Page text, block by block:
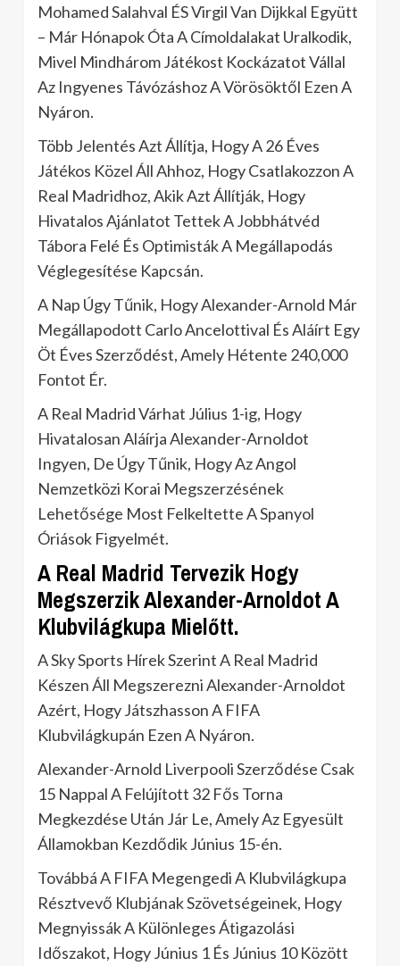
Mohamed Salahval ÉS Virgil Van Dijkkal Együtt
– Már Hónapok Óta A Címoldalakat Uralkodik,
Mivel Mindhárom Játékost Kockázatot Vállal
Az Ingyenes Távózáshoz A Vörösöktől Ezen A
Nyáron.
Több Jelentés Azt Állítja, Hogy A 26 Éves
Játékos Közel Áll Ahhoz, Hogy Csatlakozzon A
Real Madridhoz, Akik Azt Állítják, Hogy
Hivatalos Ajánlatot Tettek A Jobbhátvéd
Tábora Felé És Optimisták A Megállapodás
Véglegesítése Kapcsán.
A Nap Úgy Tűnik, Hogy Alexander-Arnold Már
Megállapodott Carlo Ancelottival És Aláírt Egy
Öt Éves Szerződést, Amely Hétente 240,000
Fontot Ér.
A Real Madrid Várhat Július 1-ig, Hogy
Hivatalosan Aláírja Alexander-Arnoldot
Ingyen, De Úgy Tűnik, Hogy Az Angol
Nemzetközi Korai Megszerzésének
Lehetősége Most Felkeltette A Spanyol
Óriások Figyelmét.
A Real Madrid Tervezik Hogy
Megszerzik Alexander-Arnoldot A
Klubvilágkupa Mielőtt.
A Sky Sports Hírek Szerint A Real Madrid
Készen Áll Megszerezni Alexander-Arnoldot
Azért, Hogy Játszhasson A FIFA
Klubvilágkupán Ezen A Nyáron.
Alexander-Arnold Liverpooli Szerződése Csak
15 Nappal A Felújított 32 Fős Torna
Megkezdése Után Jár Le, Amely Az Egyesült
Államokban Kezdődik Június 15-én.
Továbbá A FIFA Megengedi A Klubvilágkupa
Résztvevő Klubjának Szövetségeinek, Hogy
Megnyissák A Különleges Átigazolási
Időszakot, Hogy Június 1 És Június 10 Között